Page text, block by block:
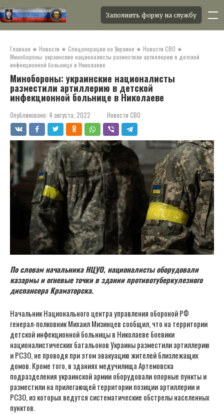
контенту
Заполнить форму на службу
Главная ★ Новости ★ Спецоперация на Украине ★ Новости СВО ★
Минобороны: украинские националисты разместили артиллерию в детской
инфекционной больнице в Николаеве
Минобороны: украинские националисты
разместили артиллерию в детской
инфекционной больнице в Николаеве
Опубликовано: 4 августа, 2022 Новости СВО
По словам начальника НЦУО, националисты оборудовали
казармы и огневые точки в здании противотуберкулезного
диспансера Краматорска.
Начальник Национального центра управления обороной РФ
генерал-полковник Михаил Мизинцев сообщил, что на территории
детской инфекционной больницы в Николаеве боевики
националистических батальонов Украины разместили артиллерию
и РСЗО, не проводя при этом эвакуацию жителей близлежащих
домов. Кроме того, в зданиях медучилища Артемовска
подразделения украинской армии оборудовали опорные пункты и
разместили на прилегающей территории позиции артиллерии и
РСЗО, из которых ведутся систематические обстрелы населенных
пунктов.